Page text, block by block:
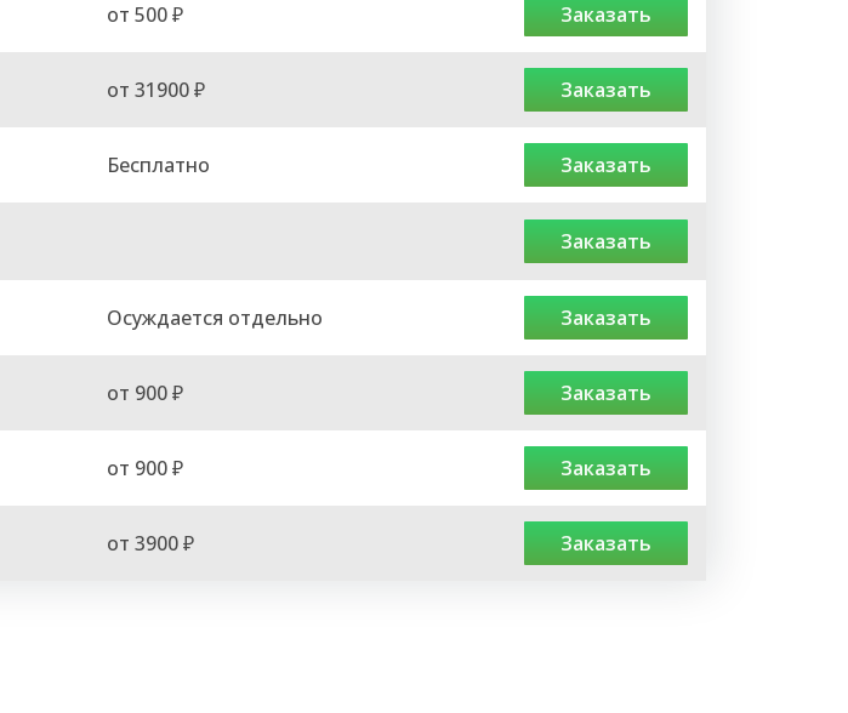
от 500 ₽ заказать
от 31900 ₽ заказать
Бесплатно заказать
заказать
Осуждается отдельно заказать
от 900 ₽ заказать
от 900 ₽ заказать
от 3900 ₽ заказать